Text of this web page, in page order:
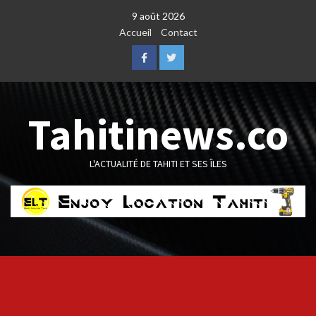
9 août 2026
Accueil
Contact
FacebookTwitter
Tahitinews.co
L'ACTUALITÉ DE TAHITI ET SES ÎLES